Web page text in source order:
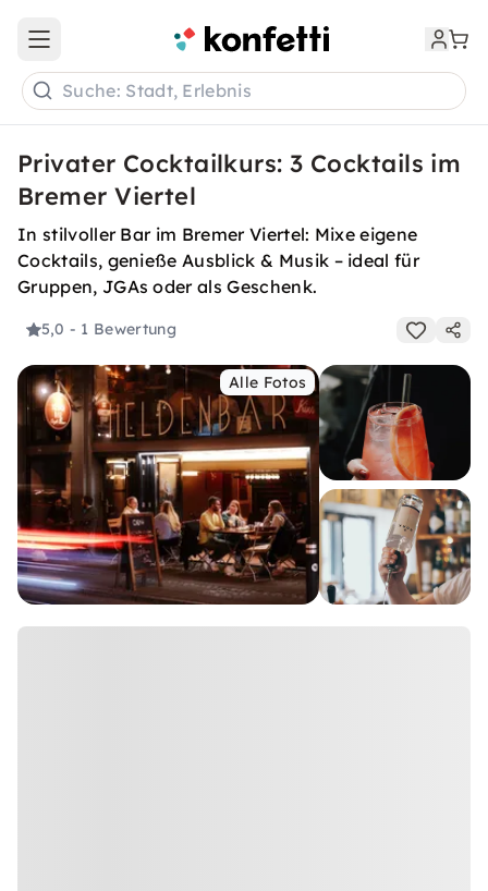
Open main menu
Suche: Stadt, Erlebnis
Privater Cocktailkurs: 3 Cocktails im
Bremer Viertel
In stilvoller Bar im Bremer Viertel: Mixe eigene
Cocktails, genieße Ausblick & Musik – ideal für
Gruppen, JGAs oder als Geschenk.
5,0 - 1 Bewertung
Alle Fotos